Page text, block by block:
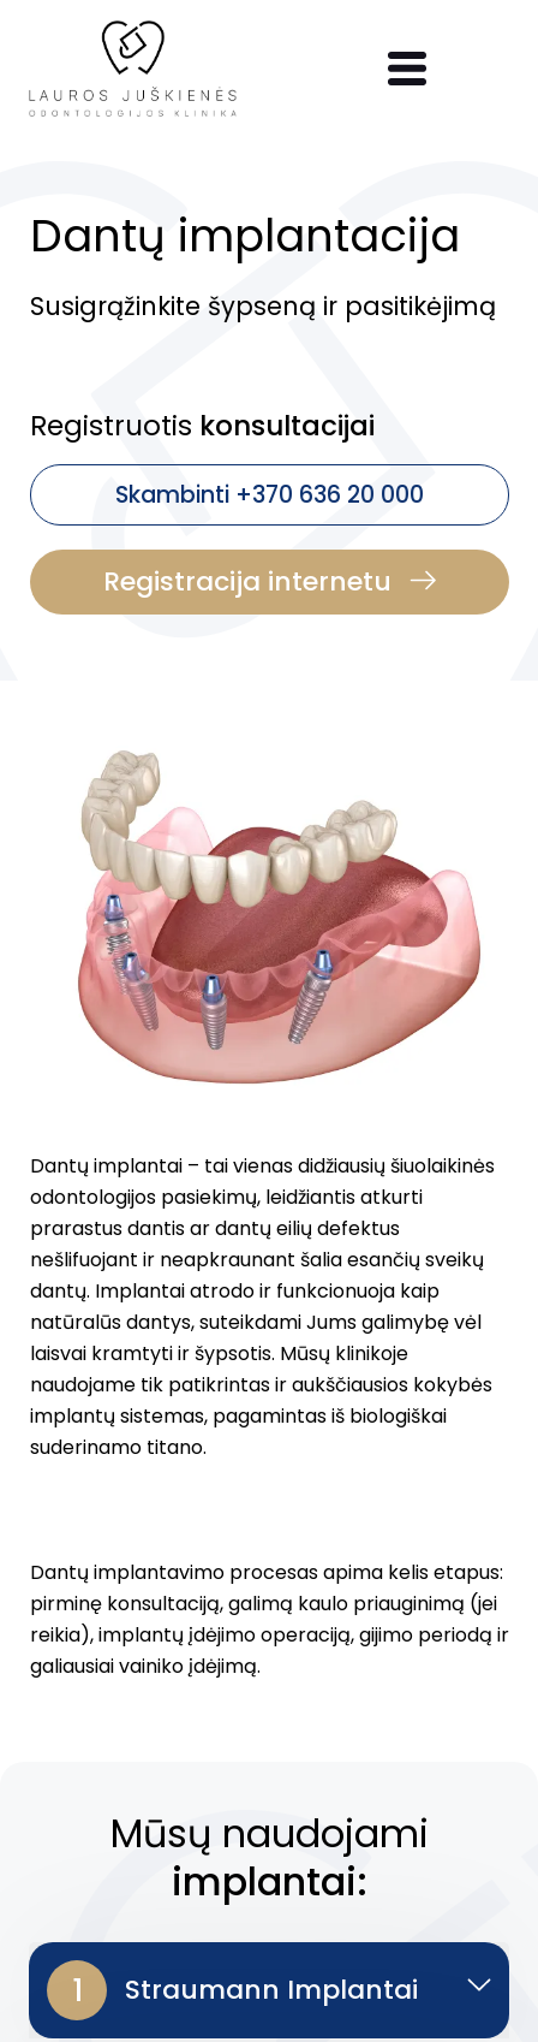
Dantų implantacija
Susigrąžinkite šypseną ir pasitikėjimą
Registruotis konsultacijai
Skambinti +370 636 20 000
Registracija internetu
Dantų implantai – tai vienas didžiausių šiuolaikinės
odontologijos pasiekimų, leidžiantis atkurti
prarastus dantis ar dantų eilių defektus
nešlifuojant ir neapkraunant šalia esančių sveikų
dantų. Implantai atrodo ir funkcionuoja kaip
natūralūs dantys, suteikdami Jums galimybę vėl
laisvai kramtyti ir šypsotis. Mūsų klinikoje
naudojame tik patikrintas ir aukščiausios kokybės
implantų sistemas, pagamintas iš biologiškai
suderinamo titano.
Dantų implantavimo procesas apima kelis etapus:
pirminę konsultaciją, galimą kaulo priauginimą (jei
reikia), implantų įdėjimo operaciją, gijimo periodą ir
galiausiai vainiko įdėjimą.
оминаючи етап заповнення довгих анкет та створення
процес отримання грошей максимально швидким,
помилок ручного введення. Надійний
картки без зайвої бюрократії.
Mūsų naudojami
implantai:
1 Straumann Implantai